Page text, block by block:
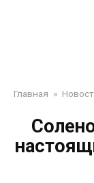
Главная »